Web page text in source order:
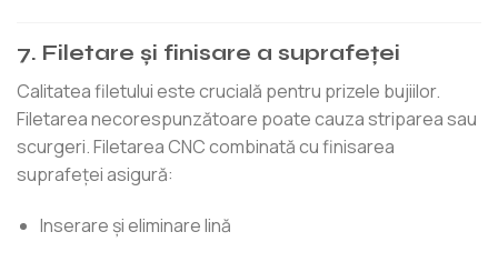
7. Filetare și finisare a suprafeței
Calitatea filetului este crucială pentru prizele bujiilor.
Filetarea necorespunzătoare poate cauza striparea sau
scurgeri. Filetarea CNC combinată cu finisarea
suprafeței asigură:
Inserare și eliminare lină